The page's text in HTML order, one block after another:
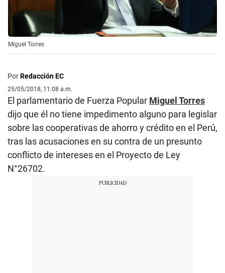
Miguel Torres
PorRedacción EC
25/05/2018, 11:08 a.m.
El parlamentario de Fuerza Popular Miguel Torres
dijo que él no tiene impedimento alguno para legislar
sobre las cooperativas de ahorro y crédito en el Perú,
tras las acusaciones en su contra de un presunto
conflicto de intereses en el Proyecto de Ley
N°26702.